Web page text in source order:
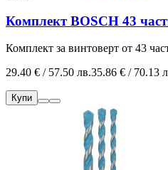
Комплект BOSCH 43
Комплект за винтоверт от 43
29.40 € / 57.50 лв.35.86 € / 70.13
Купи